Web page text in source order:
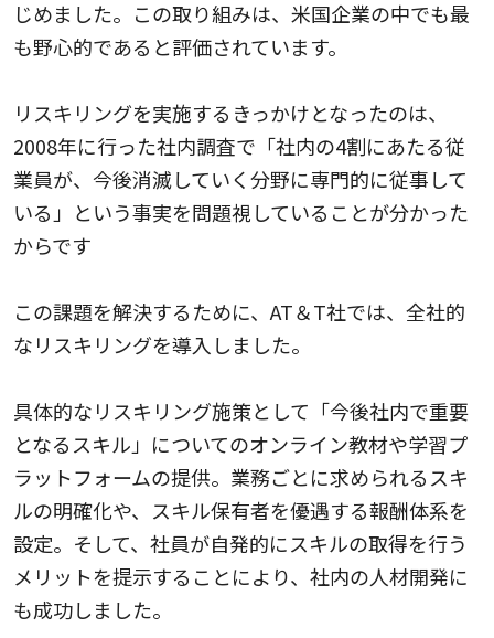
じめました。この取り組みは、米国企業の中でも最
も野心的であると評価されています。
リスキリングを実施するきっかけとなったのは、
2008年に行った社内調査で「社内の4割にあたる従
業員が、今後消滅していく分野に専門的に従事して
いる」という事実を問題視していることが分かった
からです
この課題を解決するために、AT＆T社では、全社的
なリスキリングを導入しました。
具体的なリスキリング施策として「今後社内で重要
となるスキル」についてのオンライン教材や学習プ
ラットフォームの提供。業務ごとに求められるスキ
ルの明確化や、スキル保有者を優遇する報酬体系を
設定。そして、社員が自発的にスキルの取得を行う
メリットを提示することにより、社内の人材開発に
も成功しました。